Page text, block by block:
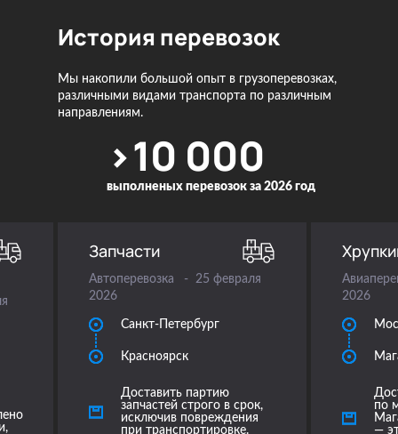
История перевозок
Мы накопили большой опыт в грузоперевозках,
различными видами транспорта по различным
направлениям.
>10 000
выполненых перевозок за 2026 год
Запчасти
Автоперевозка
25 февраля
2026
Санкт-Петербург
Красноярск
Доставить партию
запчастей строго в срок,
исключив повреждения
при транспортировке.
2026
по
—